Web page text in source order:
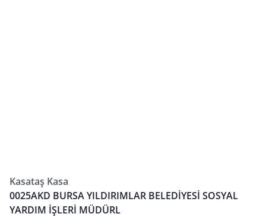
Kasataş Kasa
0025AKD BURSA YILDIRIMLAR BELEDİYESİ SOSYAL
YARDIM İŞLERİ MÜDÜRL